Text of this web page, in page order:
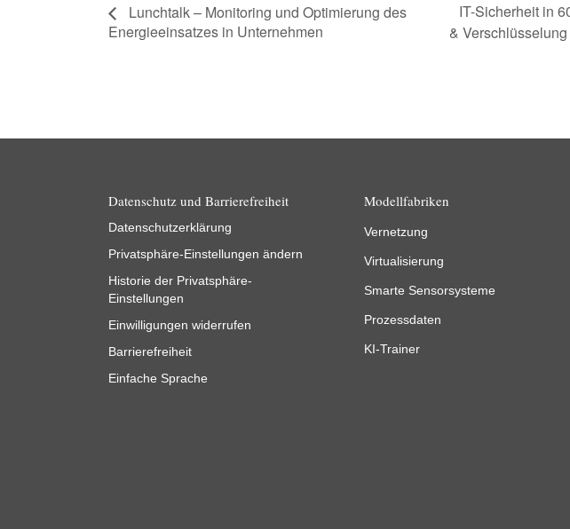
Lunchtalk – Monitoring und Optimierung des
Energieeinsatzes in Unternehmen
IT-Sicherheit in
& Verschlüsselung
Datenschutz und Barrierefreiheit
Datenschutzerklärung
Privatsphäre-Einstellungen ändern
Historie der Privatsphäre-
Einstellungen
Einwilligungen widerrufen
Barrierefreiheit
Einfache Sprache
Modellfabriken
Vernetzung
Virtualisierung
Smarte Sensorsysteme
Prozessdaten
KI-Trainer